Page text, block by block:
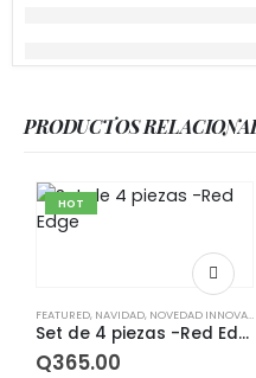
PRODUCTOS
HOT
FEATURED, NAVIDAD, NOVEDAD INNOVACIONES
Set de 4 piezas -Red Edge
Q365.00